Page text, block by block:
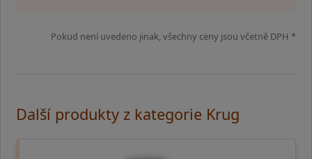
Pokud není uvedeno jinak, všechny ceny jsou včetně DPH *
Další produkty z kategorie Krug